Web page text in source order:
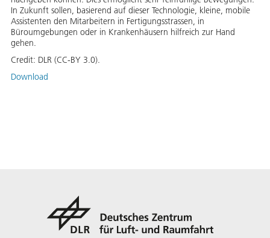
In Zukunft sollen, basierend auf dieser Technologie, kleine, mobile
Assistenten den Mitarbeitern in Fertigungsstrassen, in
Büroumgebungen oder in Krankenhäusern hilfreich zur Hand
gehen.
Credit: DLR (CC-BY 3.0).
Download